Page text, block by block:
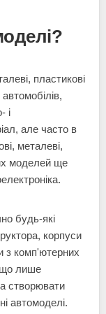
пластикові
і
але часто в
металеві,
моделей ще
будь-які
корпуси
з комп'ютерних
що лише
створювати
автомоделі.